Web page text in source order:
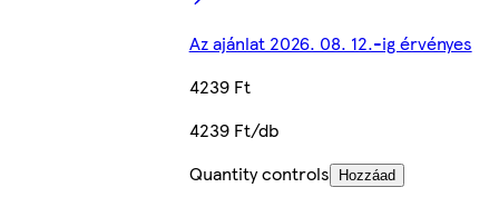
Az ajánlat 2026. 08. 12.-ig érvényes
4239 Ft
4239 Ft/db
Quantity controls
Hozzáad